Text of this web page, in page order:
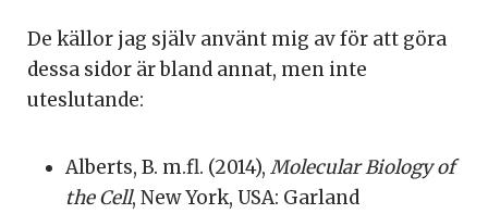
De källor jag själv använt mig av för att göra
dessa sidor är bland annat, men inte
uteslutande:
Alberts, B. m.fl. (2014), Molecular Biology of
the Cell, New York, USA: Garland